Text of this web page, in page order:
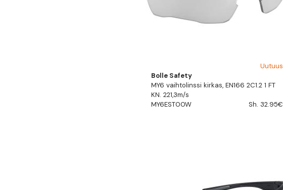
Uutuus
Bolle Safety
MY6 vaihtolinssi kirkas, EN166 2C1.2 1 FT
KN. 221,3m/s
MY6EST00W
Sh. 32.95€